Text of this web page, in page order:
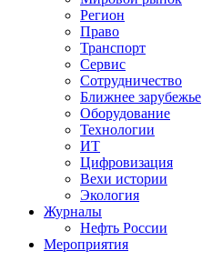
Регион
Право
Транспорт
Сервис
Сотрудничество
Ближнее зарубежье
Оборудование
Технологии
ИТ
Цифровизация
Вехи истории
Экология
Журналы
Нефть России
Мероприятия